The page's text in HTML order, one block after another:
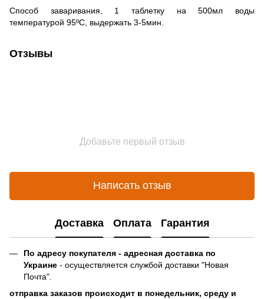
Способ заваривания, 1 таблетку на 500мл воды
температурой 95ºС, выдержать 3-5мин.
Отзывы
Добавьте первый отзыв
Написать отзыв
Доставка Оплата Гарантия
По адресу покупателя - адресная доставка по
Украине - осуществляется службой доставки "Новая
Почта".
отправка заказов происходит в понедельник, среду и